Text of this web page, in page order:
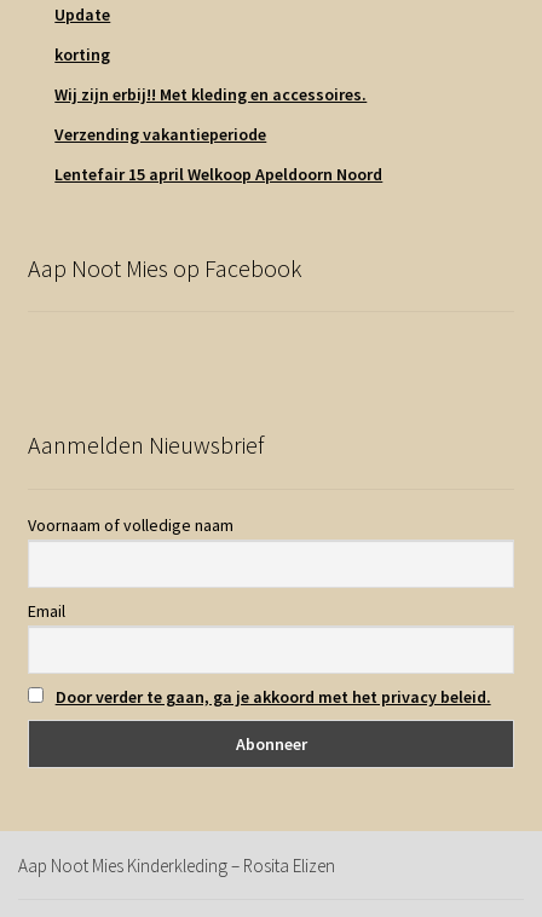
Update
korting
Wij zijn erbij!! Met kleding en accessoires.
Verzending vakantieperiode
Lentefair 15 april Welkoop Apeldoorn Noord
Aap Noot Mies op Facebook
Aanmelden Nieuwsbrief
Voornaam of volledige naam
Email
Door verder te gaan, ga je akkoord met het privacy beleid.
Aap Noot Mies Kinderkleding – Rosita Elizen